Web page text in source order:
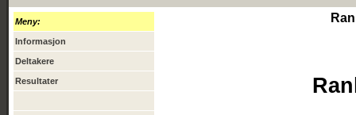
Meny:
Informasjon
Deltakere
Resultater